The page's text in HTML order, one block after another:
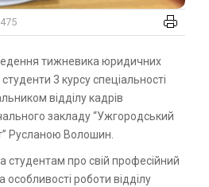
3 курсу спеціальності
відділу кадрів
закладу “Ужгородський
Русланою Волошин.
студентам про свій професійний
роботи відділу